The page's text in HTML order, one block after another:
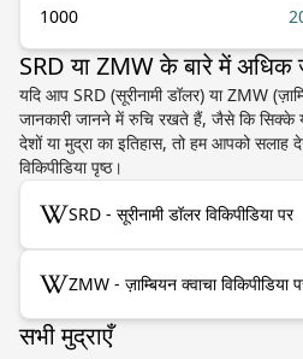
1000
SRD या ZMW के बारे में अधिक
यदि आप SRD (सूरीनामी डॉलर) या ZMW
जानकारी जानने में रुचि रखते हैं, जैसे कि सिक्के
देशों या मुद्रा का इतिहास, तो हम आपको
विकिपीडिया पृष्ठ।
SRD - सूरीनामी डॉलर विकिपीडिया पर
ZMW - ज़ाम्बियन क्वाचा विकिपीडिया
सभी मुद्राएँ